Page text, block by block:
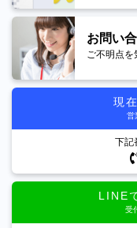
お問い
ご不明点
現
営
下記
LINE
受